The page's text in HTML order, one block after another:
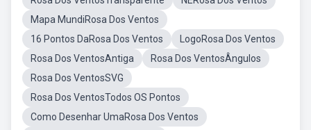
Mapa MundiRosa Dos Ventos
16 Pontos DaRosa Dos Ventos
LogoRosa Dos Ventos
Rosa Dos VentosAntiga
Rosa Dos VentosÂngulos
Rosa Dos VentosSVG
Rosa Dos VentosTodos OS Pontos
Como Desenhar UmaRosa Dos Ventos